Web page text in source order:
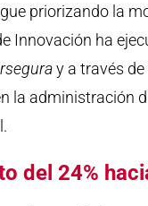
priorizando la
Innovación ha
y a través
la administración
del 24%